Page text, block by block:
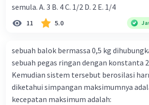
Beri Rating·0.0(0) Balas
semula. A. 3 B. 4 C. 1/2 D. 2 E. 1/4
11 5.0
sebuah balok bermassa 0,5 kg
sebuah pegas ringan dengan konstanta
Kemudian sistem tersebut berosilasi
diketahui simpangan maksimumnya
kecepatan maksimum adalah: